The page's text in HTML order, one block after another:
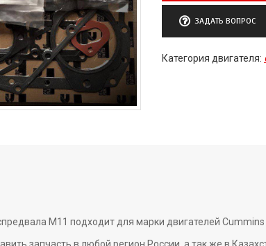
ЗАДАТЬ ВОПРОС
Категория двигателя:
M11 подходит для марки двигателей Cummins